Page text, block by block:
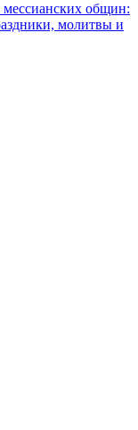
общин:
молитвы и